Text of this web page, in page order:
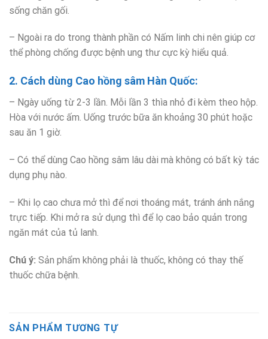
sống chăn gối.
– Ngoài ra do trong thành phần có Nấm linh chi nên giúp cơ
thể phòng chống được bệnh ung thư cực kỳ hiểu quả.
2. Cách dùng Cao hồng sâm Hàn Quốc:
– Ngày uống từ 2-3 lần. Mỗi lần 3 thìa nhỏ đi kèm theo hộp.
Hòa với nước ấm. Uống trước bữa ăn khoảng 30 phút hoặc
sau ăn 1 giờ.
– Có thể dùng Cao hồng sâm lâu dài mà không có bất kỳ tác
dụng phụ nào.
– Khi lọ cao chưa mở thì để nơi thoáng mát, tránh ánh nắng
trực tiếp. Khi mở ra sử dụng thì để lọ cao bảo quản trong
ngăn mát của tủ lanh.
Chú ý: Sản phẩm không phải là thuốc, không có thay thế
thuốc chữa bệnh.
SẢN PHẨM TƯƠNG TỰ